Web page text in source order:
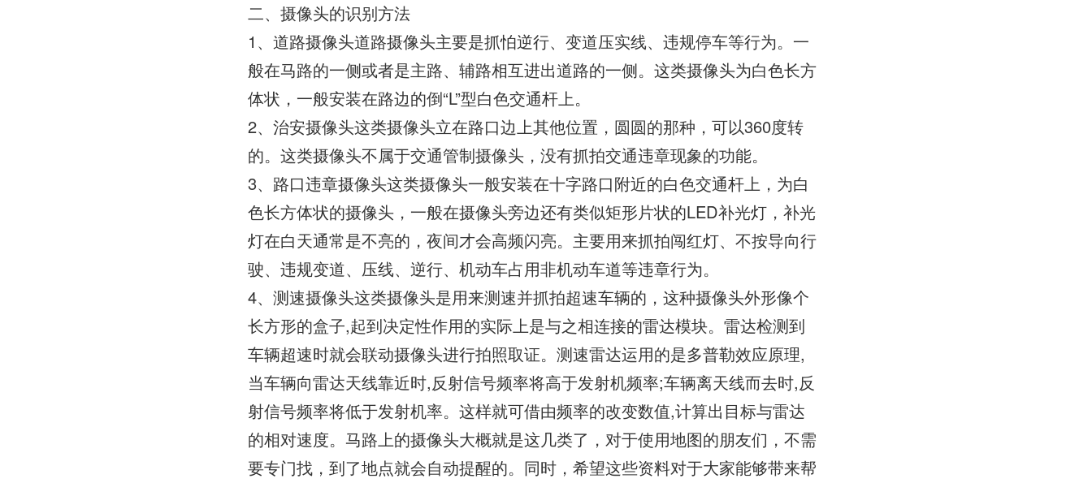
二、摄像头的识别方法
1、道路摄像头道路摄像头主要是抓怕逆行、变道压实线、违规停车等行为。一
般在马路的一侧或者是主路、辅路相互进出道路的一侧。这类摄像头为白色长方
体状，一般安装在路边的倒“L”型白色交通杆上。
2、治安摄像头这类摄像头立在路口边上其他位置，圆圆的那种，可以360度转
的。这类摄像头不属于交通管制摄像头，没有抓拍交通违章现象的功能。
3、路口违章摄像头这类摄像头一般安装在十字路口附近的白色交通杆上，为白
色长方体状的摄像头，一般在摄像头旁边还有类似矩形片状的LED补光灯，补光
灯在白天通常是不亮的，夜间才会高频闪亮。主要用来抓拍闯红灯、不按导向行
驶、违规变道、压线、逆行、机动车占用非机动车道等违章行为。
4、测速摄像头这类摄像头是用来测速并抓拍超速车辆的，这种摄像头外形像个
长方形的盒子,起到决定性作用的实际上是与之相连接的雷达模块。雷达检测到
车辆超速时就会联动摄像头进行拍照取证。测速雷达运用的是多普勒效应原理,
当车辆向雷达天线靠近时,反射信号频率将高于发射机频率;车辆离天线而去时,反
射信号频率将低于发射机率。这样就可借由频率的改变数值,计算出目标与雷达
的相对速度。马路上的摄像头大概就是这几类了，对于使用地图的朋友们，不需
要专门找，到了地点就会自动提醒的。同时，希望这些资料对于大家能够带来帮